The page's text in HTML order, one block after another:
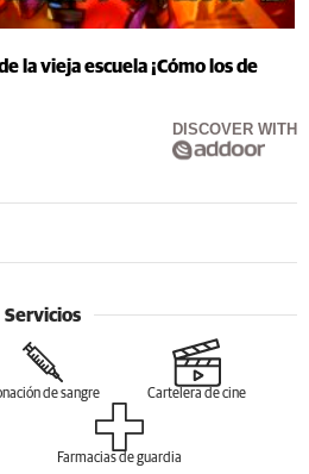
la vieja escuela ¡Cómo los de
DISCOVER WITH
Servicios
de sangre Cartelera de cine
Farmacias de guardia